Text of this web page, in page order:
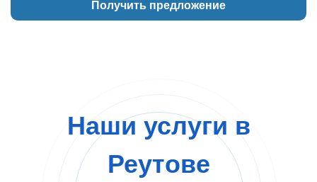
Наши услуги в
Реутове